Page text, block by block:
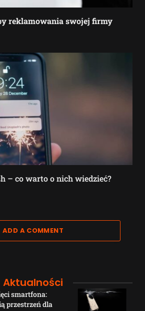
reklamowania swojej firmy
– co warto o nich wiedzieć?
ADD A COMMENT
Aktualności
smartfona:
przestrzeń dla